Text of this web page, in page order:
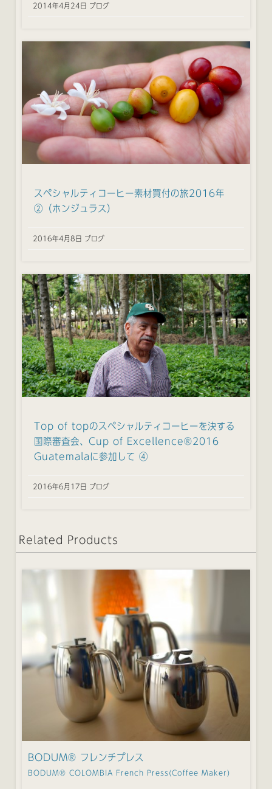
2014年4月24日 ブログ
スペシャルティコーヒー素材買付の旅2016年
②（ホンジュラス）
2016年4月8日 ブログ
Top of topのスペシャルティコーヒーを決する
国際審査会、Cup of Excellence®2016
Guatemalaに参加して ④
2016年6月17日 ブログ
Related Products
BODUM® フレンチプレス
BODUM® COLOMBIA French Press(Coffee Maker)